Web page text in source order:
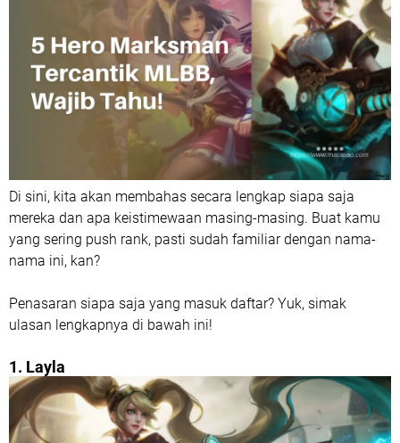
Di sini, kita akan membahas secara lengkap siapa saja
mereka dan apa keistimewaan masing-masing. Buat kamu
yang sering push rank, pasti sudah familiar dengan nama-
nama ini, kan?
Penasaran siapa saja yang masuk daftar? Yuk, simak
ulasan lengkapnya di bawah ini!
1. Layla